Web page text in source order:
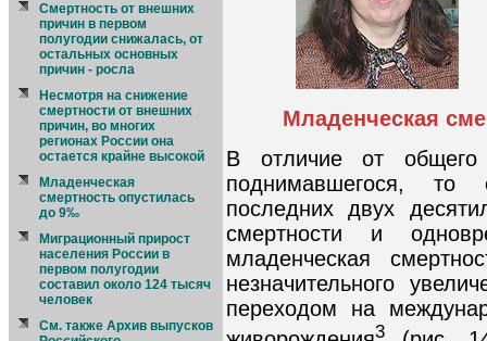
Смертность от внешних
причин в первом
полугодии снижалась, от
остальных основных
причин - росла
Несмотря на снижение
смертности от внешних
причин, во многих
регионах России она
остается крайне высокой
Младенческая
смертность опустилась
до 9‰
Миграционный прирост
населения России в
первом полугодии
составил около 124 тысяч
человек
См. также Архив выпусков
Младенческая
В отличие от общего
поднимавшегося, то
последних двух
смертности и
младенческая
незначительного
переходом на
3